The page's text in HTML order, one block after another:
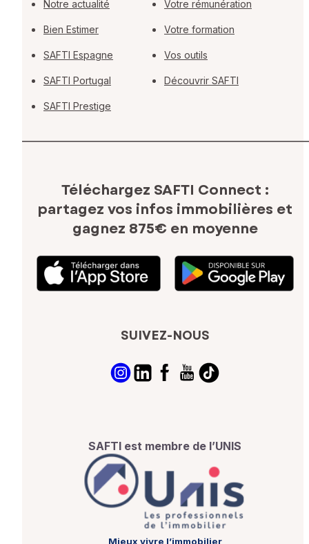
Notre actualité
Bien Estimer
SAFTI Espagne
SAFTI Portugal
SAFTI Prestige
Votre rémunération
Votre formation
Vos outils
Découvrir SAFTI
Téléchargez SAFTI Connect :
partagez vos infos immobilières et
gagnez 875€ en moyenne
SUIVEZ-NOUS
SAFTI est membre de l’UNIS
Mieux vivre l’immobilier